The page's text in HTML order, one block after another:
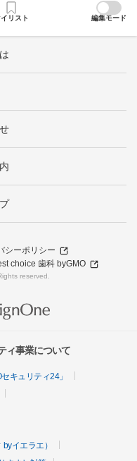
リスト 編集モード
シーポリシー
choice 歯科 byGMO
reserved.
ィ事業について
キュリティ24」
イエラエ）